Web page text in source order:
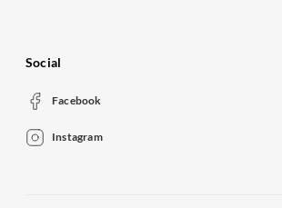
Social
Facebook
Instagram